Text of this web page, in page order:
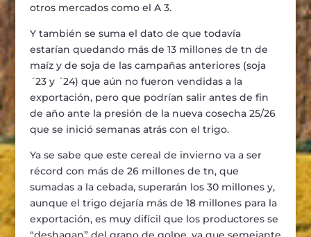
otros mercados como el A 3.
Y también se suma el dato de que todavía
estarían quedando más de 13 millones de tn de
maíz y de soja de las campañas anteriores (soja
´23 y ´24) que aún no fueron vendidas a la
exportación, pero que podrían salir antes de fin
de año ante la presión de la nueva cosecha 25/26
que se inició semanas atrás con el trigo.
Ya se sabe que este cereal de invierno va a ser
récord con más de 26 millones de tn, que
sumadas a la cebada, superarán los 30 millones y,
aunque el trigo dejaría más de 18 millones para la
exportación, es muy difícil que los productores se